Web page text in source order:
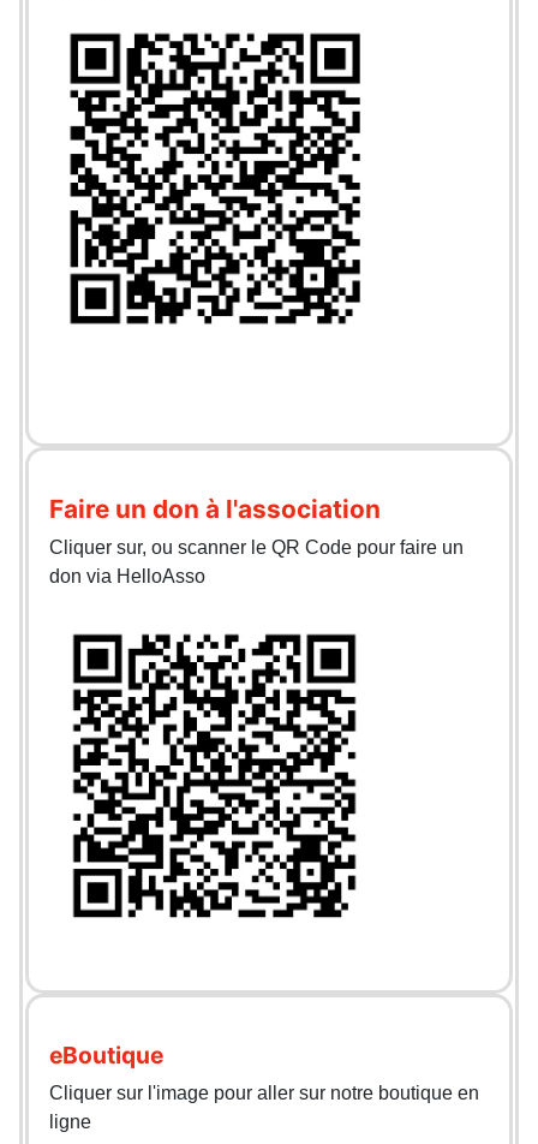
Faire un don à l'association
Cliquer sur, ou scanner le QR Code pour faire un
don via HelloAsso
eBoutique
Cliquer sur l'image pour aller sur notre boutique en
ligne